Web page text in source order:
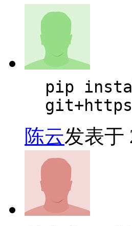
pip
陈云发表于